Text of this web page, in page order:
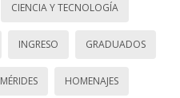
CIENCIA Y TECNOLOGÍA
INGRESO GRADUADOS
HOMENAJES